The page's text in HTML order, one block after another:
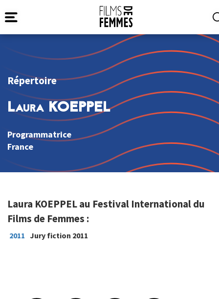
Répertoire
Laura KOEPPEL
Programmatrice
France
Laura KOEPPEL au Festival International du
Films de Femmes :
2011 Jury fiction 2011